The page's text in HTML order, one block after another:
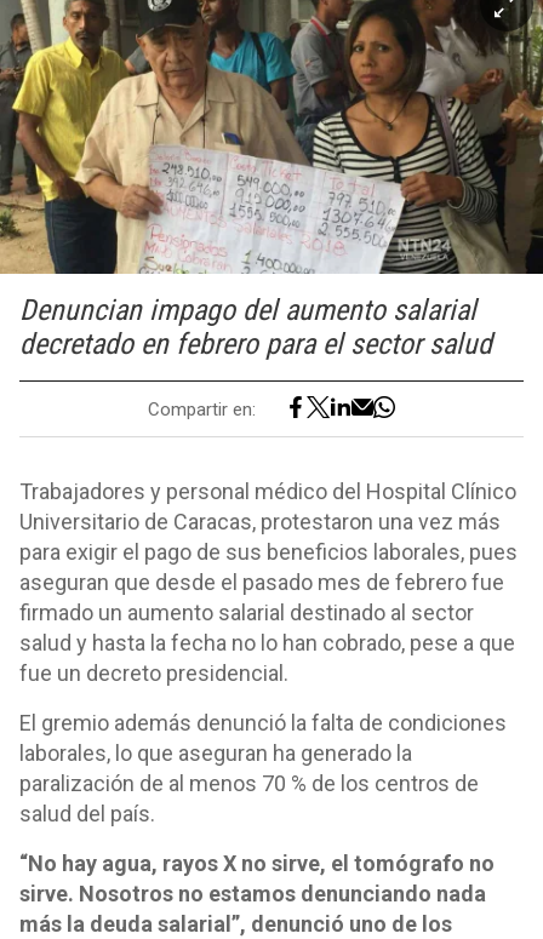
Denuncian impago del aumento salarial
decretado en febrero para el sector salud
Compartir en:
Trabajadores y personal médico del Hospital Clínico
Universitario de Caracas, protestaron una vez más
para exigir el pago de sus beneficios laborales, pues
aseguran que desde el pasado mes de febrero fue
firmado un aumento salarial destinado al sector
salud y hasta la fecha no lo han cobrado, pese a que
fue un decreto presidencial.
El gremio además denunció la falta de condiciones
laborales, lo que aseguran ha generado la
paralización de al menos 70 % de los centros de
salud del país.
“No hay agua, rayos X no sirve, el tomógrafo no
sirve. Nosotros no estamos denunciando nada
más la deuda salarial”, denunció uno de los